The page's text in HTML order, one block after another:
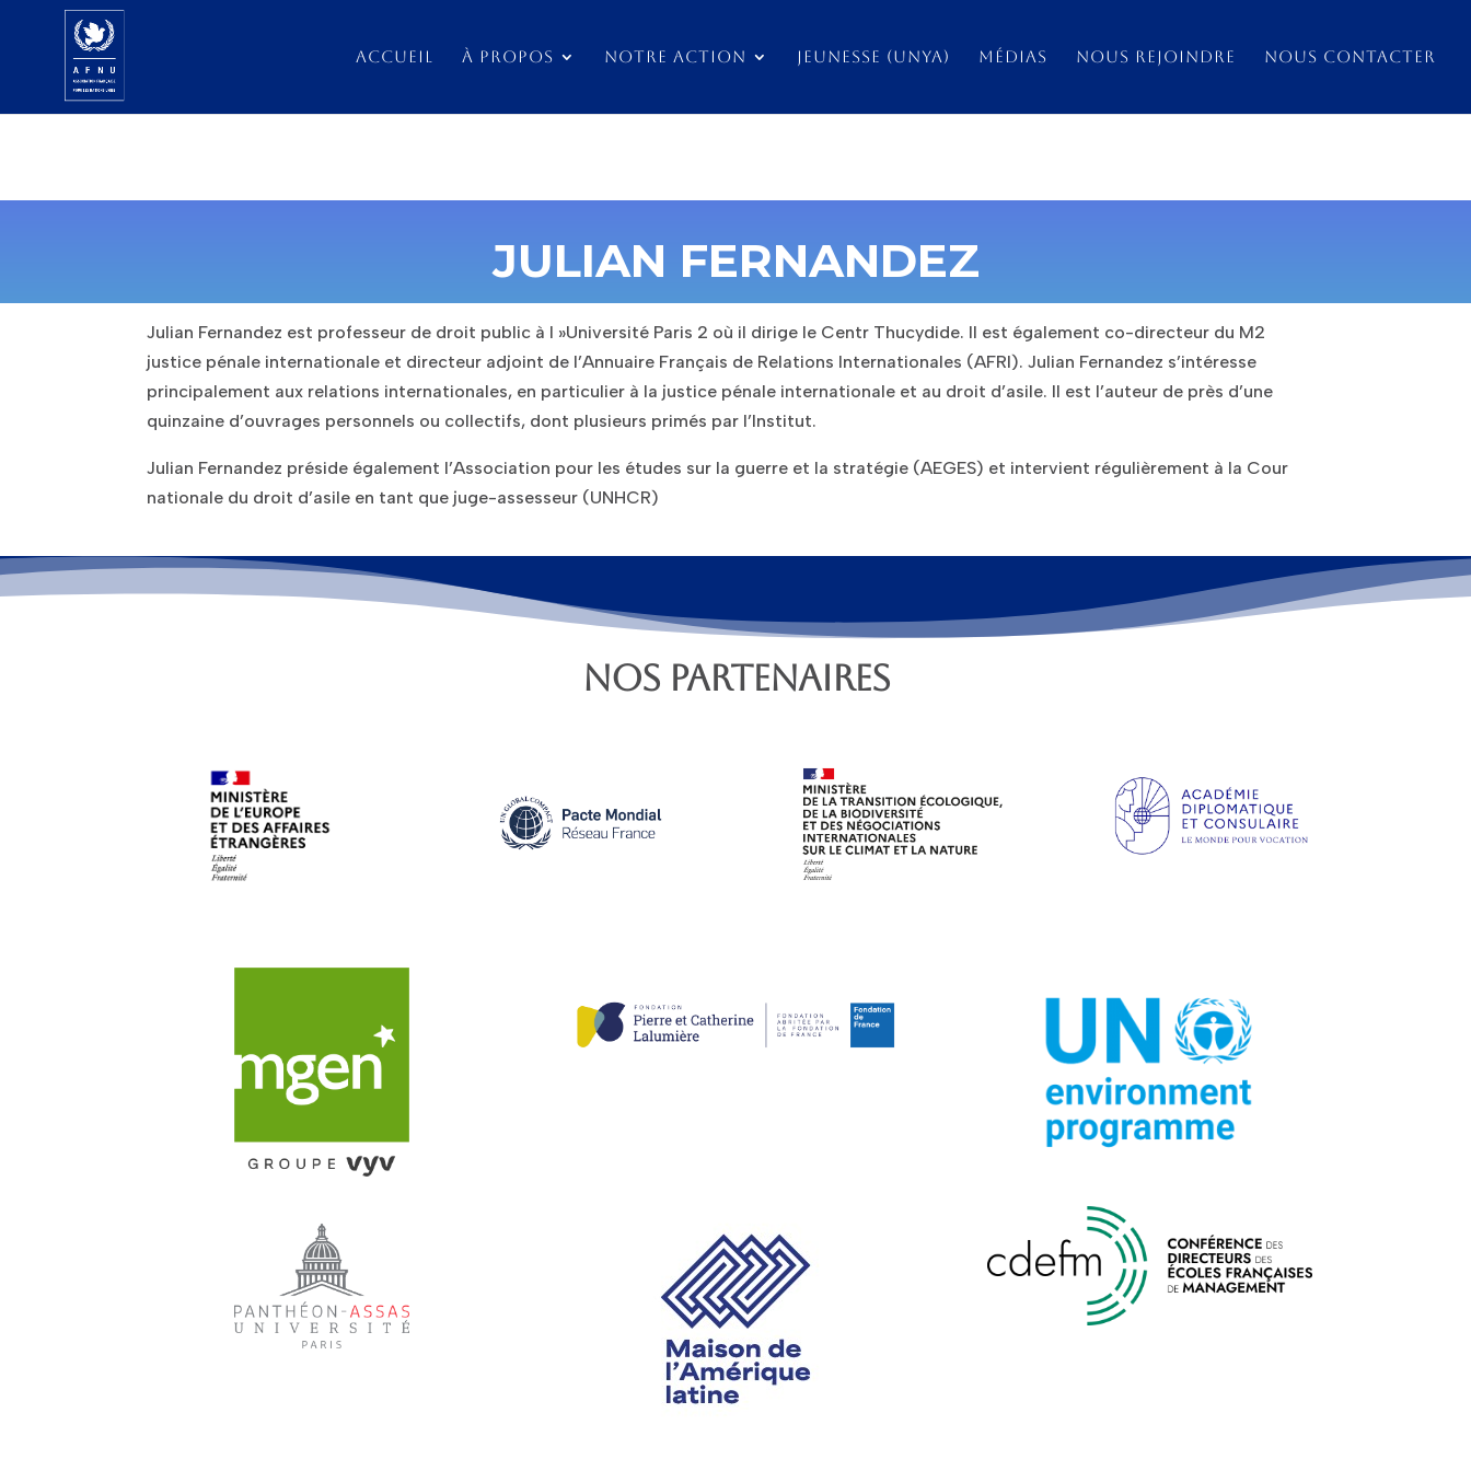
ACCUEIL À PROPOS NOTRE ACTION JEUNESSE (UNYA) MÉDIAS NOUS REJOINDRE NOUS CONTACTER
JULIAN FERNANDEZ
Julian Fernandez est professeur de droit public à l »Université Paris 2 où il dirige le Centr Thucydide. Il est également co-directeur du M2
justice pénale internationale et directeur adjoint de l’Annuaire Français de Relations Internationales (AFRI). Julian Fernandez s’intéresse
principalement aux relations internationales, en particulier à la justice pénale internationale et au droit d’asile. Il est l’auteur de près d’une
quinzaine d’ouvrages personnels ou collectifs, dont plusieurs primés par l’Institut.
Julian Fernandez préside également l’Association pour les études sur la guerre et la stratégie (AEGES) et intervient régulièrement à la Cour
nationale du droit d’asile en tant que juge-assesseur (UNHCR)
NOS PARTENAIRES